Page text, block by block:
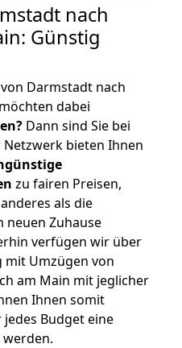
nach
Günstig
Darmstadt nach
dabei
Dann sind Sie bei
bieten Ihnen
zu fairen Preisen,
als die
neuen Zuhause
verfügen wir über
Umzügen von
am Main mit jeglicher
Ihnen somit
Budget eine